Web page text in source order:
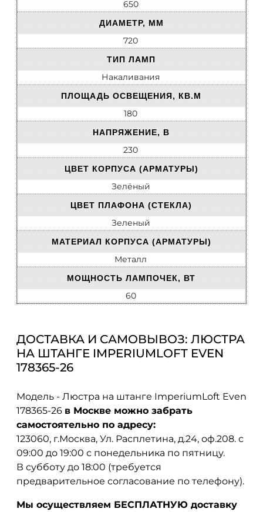
650
ДИАМЕТР, ММ
720
ТИП ЛАМП
Накаливания
ПЛОЩАДЬ ОСВЕЩЕНИЯ, КВ.М
180
НАПРЯЖЕНИЕ, В
230
ЦВЕТ КОРПУСА (АРМАТУРЫ)
Зелёный
ЦВЕТ ПЛАФОНА (СТЕКЛА)
Зеленый
МАТЕРИАЛ КОРПУСА (АРМАТУРЫ)
Металл
МОЩНОСТЬ ЛАМПОЧЕК, ВТ
60
ДОСТАВКА И САМОВЫВОЗ: ЛЮСТРА
НА ШТАНГЕ IMPERIUMLOFT EVEN
178365-26
Модель - Люстра на штанге ImperiumLoft Even
178365-26 в Москве можно забрать
самостоятельно по адресу:
123060, г.Москва, Ул. Расплетина, д.24, оф.208. с
09:00 до 19:00 с понедельника по пятницу.
В субботу до 18:00 (требуется
предварительное согласование по телефону).
Мы осуществляем БЕСПЛАТНУЮ доставку